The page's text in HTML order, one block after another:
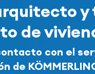
y
de
con el
de